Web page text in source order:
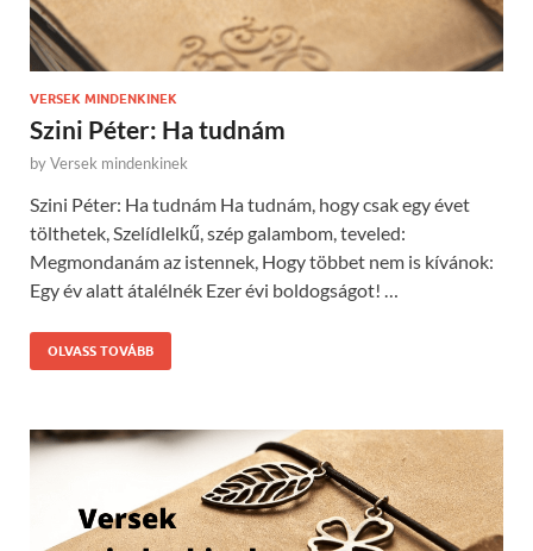
VERSEK MINDENKINEK
Szini Péter: Ha tudnám
byVersek mindenkinek
Szini Péter: Ha tudnám Ha tudnám, hogy csak egy évet
tölthetek, Szelídlelkű, szép galambom, teveled:
Megmondanám az istennek, Hogy többet nem is kívánok:
Egy év alatt átalélnék Ezer évi boldogságot! …
OLVASS TOVÁBB